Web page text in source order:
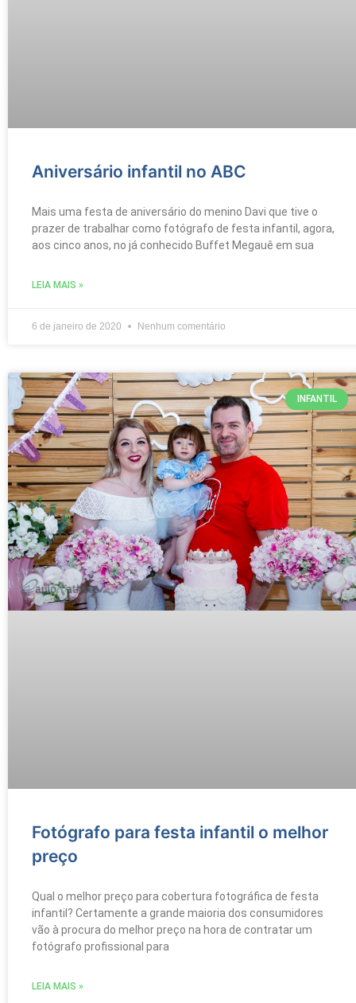
Aniversário infantil no ABC
Mais uma festa de aniversário do menino Davi que tive o
prazer de trabalhar como fotógrafo de festa infantil, agora,
aos cinco anos, no já conhecido Buffet Megauê em sua
LEIA MAIS »
6 de janeiro de 2020 Nenhum comentário
INFANTIL
Fotógrafo para festa infantil o melhor
preço
Qual o melhor preço para cobertura fotográfica de festa
infantil? Certamente a grande maioria dos consumidores
vão à procura do melhor preço na hora de contratar um
fotógrafo profissional para
LEIA MAIS »